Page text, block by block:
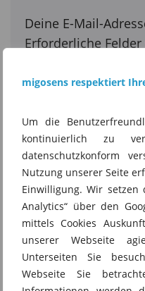
migosens respektiert
Um die
kontinuierlich zu
datenschutzkonform
Nutzung unserer Seite
Einwilligung. Wir setzen
Analytics“ über den
mittels Cookies
unserer Webseite
Unterseiten Sie
Webseite Sie
Deine E-Mail-
Erforderliche
Name
E-Mail-Adresse*
Website